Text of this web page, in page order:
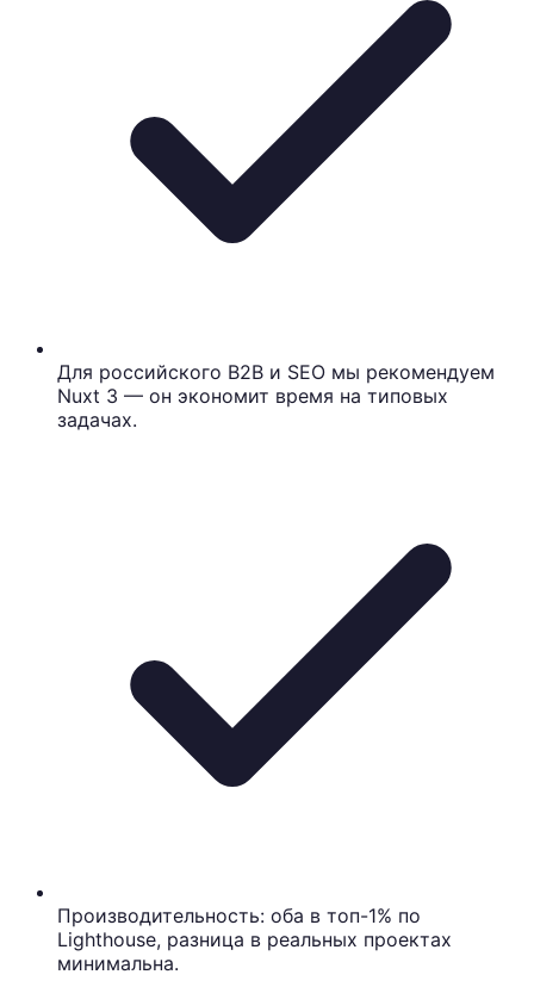
Для российского B2B и SEO мы рекомендуем
Nuxt 3 — он экономит время на типовых
задачах.
Производительность: оба в топ-1% по
Lighthouse, разница в реальных проектах
минимальна.